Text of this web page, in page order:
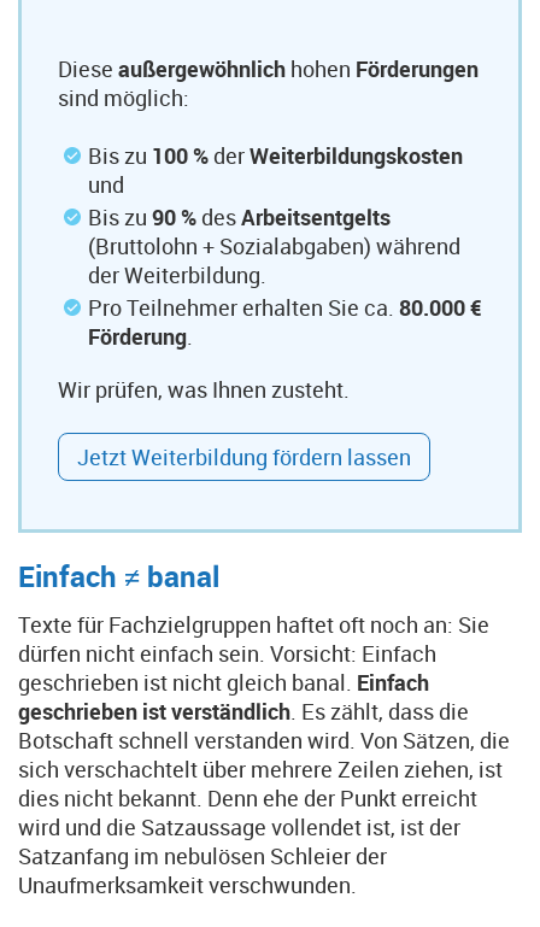
Diese außergewöhnlich hohen Förderungen
sind möglich:
Bis zu 100 % derWeiterbildungskosten
und
Bis zu 90 % desArbeitsentgelts
(Bruttolohn + Sozialabgaben) während
der Weiterbildung.
Pro Teilnehmer erhalten Sie ca. 80.000 €
Förderung.
Wir prüfen, was Ihnen zusteht.
Jetzt Weiterbildung fördern lassen
Einfach ≠ banal
Texte für Fachzielgruppen haftet oft noch an: Sie
dürfen nicht einfach sein. Vorsicht: Einfach
geschrieben ist nicht gleich banal. Einfach
geschrieben ist verständlich. Es zählt, dass die
Botschaft schnell verstanden wird. Von Sätzen, die
sich verschachtelt über mehrere Zeilen ziehen, ist
dies nicht bekannt. Denn ehe der Punkt erreicht
wird und die Satzaussage vollendet ist, ist der
Satzanfang im nebulösen Schleier der
Unaufmerksamkeit verschwunden.